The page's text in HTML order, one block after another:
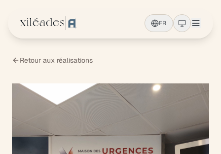
xiléades
FR
Retour aux réalisations